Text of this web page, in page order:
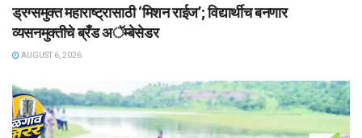
ड्रग्समुक्त महाराष्ट्रासाठी ‘मिशन राईज’; विद्यार्थीच बनणार
व्यसनमुक्तीचे ब्रँड अॅम्बेसेडर
AUGUST 6, 2026